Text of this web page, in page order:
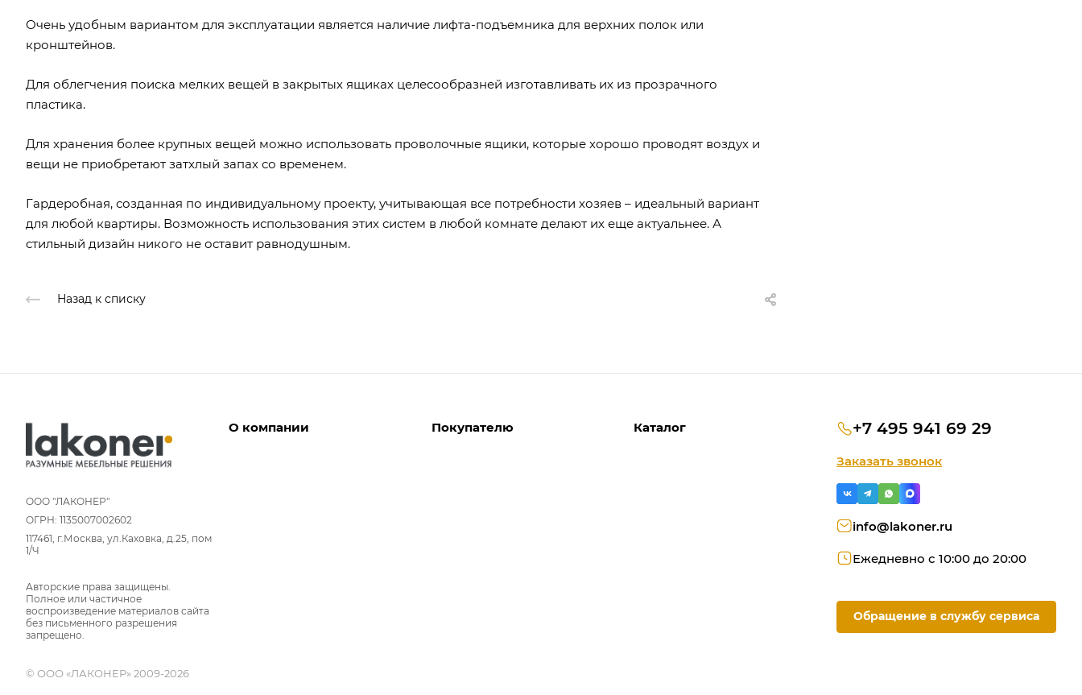
Очень удобным вариантом для эксплуатации является наличие лифта-подъемника для верхних полок или
кронштейнов.
Для облегчения поиска мелких вещей в закрытых ящиках целесообразней изготавливать их из прозрачного
пластика.
Для хранения более крупных вещей можно использовать проволочные ящики, которые хорошо проводят воздух и
вещи не приобретают затхлый запах со временем.
Гардеробная, созданная по индивидуальному проекту, учитывающая все потребности хозяев – идеальный вариант
для любой квартиры. Возможность использования этих систем в любой комнате делают их еще актуальнее. А
стильный дизайн никого не оставит равнодушным.
Назад к списку
ООО "ЛАКОНЕР"
ОГРН: 1135007002602
117461, г.Москва, ул.Каховка, д.25, пом
1/Ч
Авторские права защищены.
Полное или частичное
воспроизведение материалов сайта
без письменного разрешения
запрещено.
© ООО «ЛАКОНЕР» 2009-2026
О компании Покупателю Каталог +7 495 941 69 29
Заказать звонок
info@lakoner.ru
Ежедневно с 10:00 до 20:00
Обращение в службу сервиса